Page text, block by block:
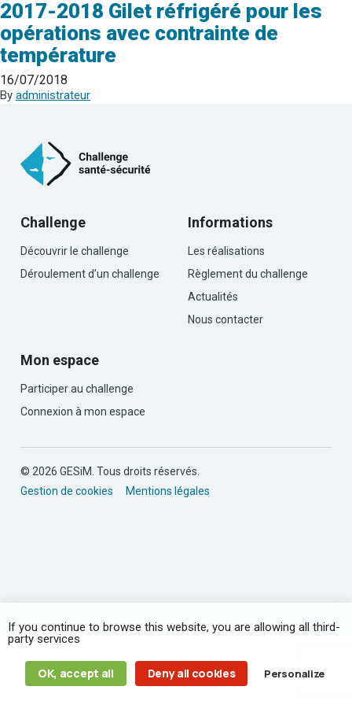
2017-2018 Gilet réfrigéré pour les
opérations avec contrainte de
température
16/07/2018
By administrateur
Challenge
Découvrir le challenge
Déroulement d’un challenge
Informations
Les réalisations
Règlement du challenge
Actualités
Nous contacter
Mon espace
Participer au challenge
Connexion à mon espace
© 2026 GESiM. Tous droits réservés.
Gestion de cookies
Mentions légales
If you continue to browse this website, you are allowing all third-
party services
OK, accept all Deny all cookies Personalize